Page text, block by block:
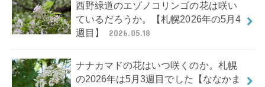
西野緑道のエゾノコリンゴの花は咲い
ているだろうか。【札幌2026年の5月4
週目】
2026.05.18
ナナカマドの花はいつ咲くのか。札幌
の2026年は5月3週目でした【ななかま